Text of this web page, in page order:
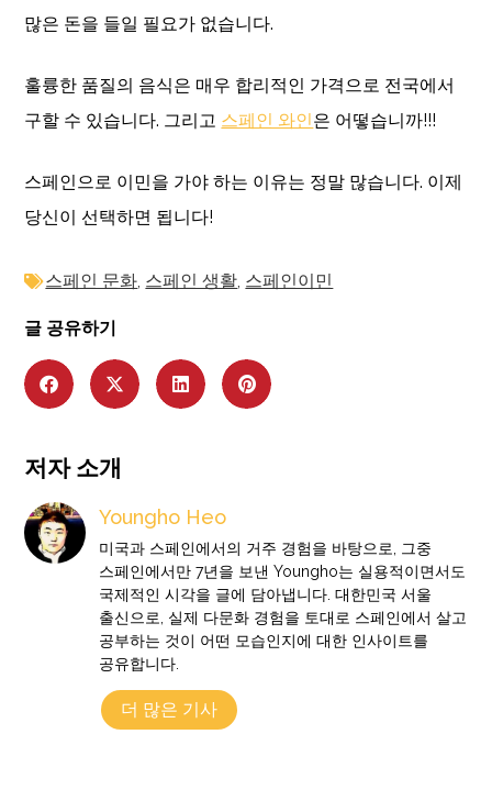
많은 돈을 들일 필요가 없습니다.
훌륭한 품질의 음식은 매우 합리적인 가격으로 전국에서
구할 수 있습니다. 그리고 스페인 와인은 어떻습니까!!!
스페인으로 이민을 가야 하는 이유는 정말 많습니다. 이제
당신이 선택하면 됩니다!
스페인 문화, 스페인 생활, 스페인이민
글 공유하기
저자 소개
Youngho Heo
미국과 스페인에서의 거주 경험을 바탕으로, 그중
스페인에서만 7년을 보낸 Youngho는 실용적이면서도
국제적인 시각을 글에 담아냅니다. 대한민국 서울
출신으로, 실제 다문화 경험을 토대로 스페인에서 살고
공부하는 것이 어떤 모습인지에 대한 인사이트를
공유합니다.
더 많은 기사